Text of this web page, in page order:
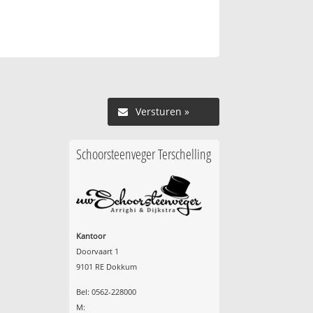
Versturen »
Schoorsteenveger Terschelling
Kantoor
Doorvaart 1
9101 RE Dokkum
Bel: 0562-228000
M: